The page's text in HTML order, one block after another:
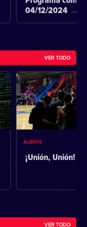
04/12/2024
VER TODO
AUDIOS
¡Unión, Unión!
VER TODO